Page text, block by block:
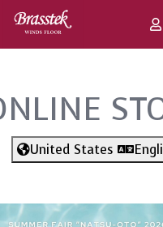
United States